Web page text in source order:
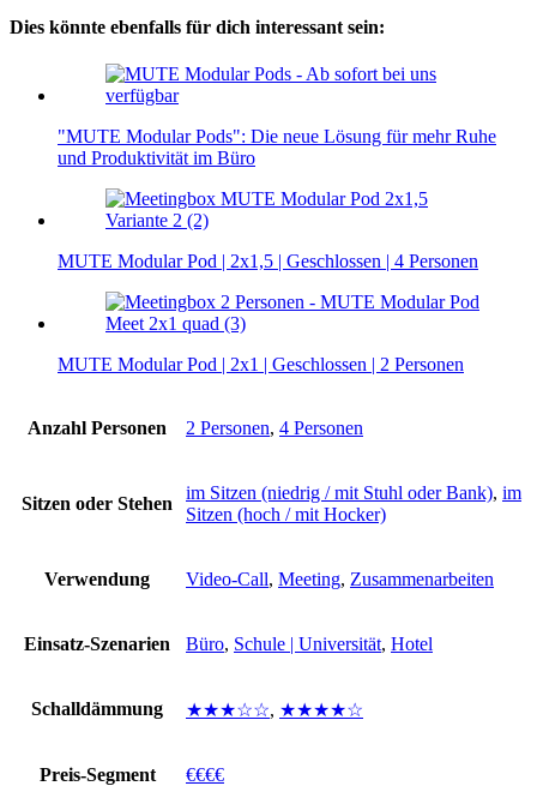
Dies könnte ebenfalls für dich interessant sein:
"MUTE Modular Pods": Die neue Lösung für mehr Ruhe
und Produktivität im Büro
MUTE Modular Pod | 2x1,5 | Geschlossen | 4 Personen
MUTE Modular Pod | 2x1 | Geschlossen | 2 Personen
Anzahl Personen 2 Personen, 4 Personen
Sitzen oder Stehen
im Sitzen (niedrig / mit Stuhl oder Bank), im
Sitzen (hoch / mit Hocker)
Verwendung Video-Call, Meeting, Zusammenarbeiten
Einsatz-Szenarien Büro, Schule | Universität, Hotel
Schalldämmung ★★★☆☆, ★★★★☆
Preis-Segment €€€€